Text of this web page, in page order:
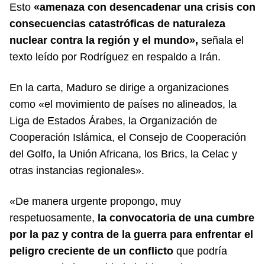
Esto «amenaza con desencadenar una crisis con
consecuencias catastróficas de naturaleza
nuclear contra la región y el mundo», señala el
texto leído por Rodríguez en respaldo a Irán.
En la carta, Maduro se dirige a organizaciones
como «el movimiento de países no alineados, la
Liga de Estados Árabes, la Organización de
Cooperación Islámica, el Consejo de Cooperación
del Golfo, la Unión Africana, los Brics, la Celac y
otras instancias regionales».
«De manera urgente propongo, muy
respetuosamente, la convocatoria de una cumbre
por la paz y contra de la guerra para enfrentar el
peligro creciente de un conflicto que podría